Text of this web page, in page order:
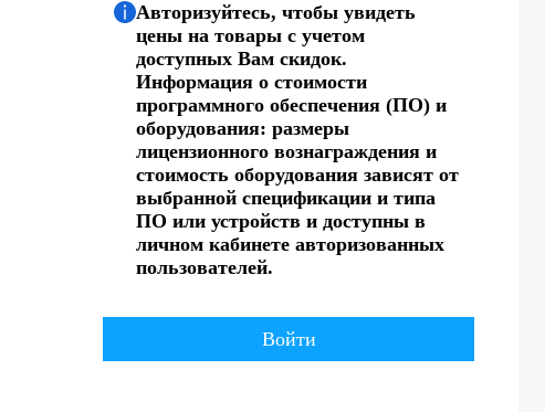
Авторизуйтесь, чтобы увидеть
цены на товары с учетом
доступных Вам скидок.
Информация о стоимости
программного обеспечения (ПО) и
оборудования: размеры
лицензионного вознаграждения и
стоимость оборудования зависят от
выбранной спецификации и типа
ПО или устройств и доступны в
личном кабинете авторизованных
пользователей.
Войти